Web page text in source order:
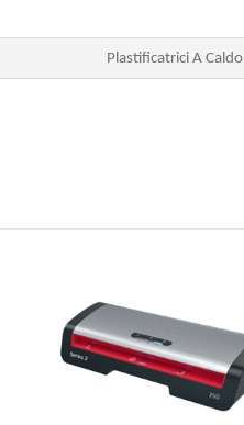
Plastificatrici A Caldo